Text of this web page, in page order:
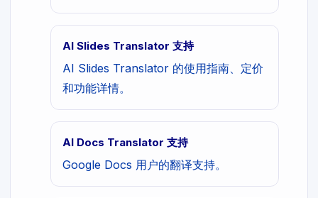
AI Slides Translator 支持
AI Slides Translator 的使用指南、定价
和功能详情。
AI Docs Translator 支持
Google Docs 用户的翻译支持。